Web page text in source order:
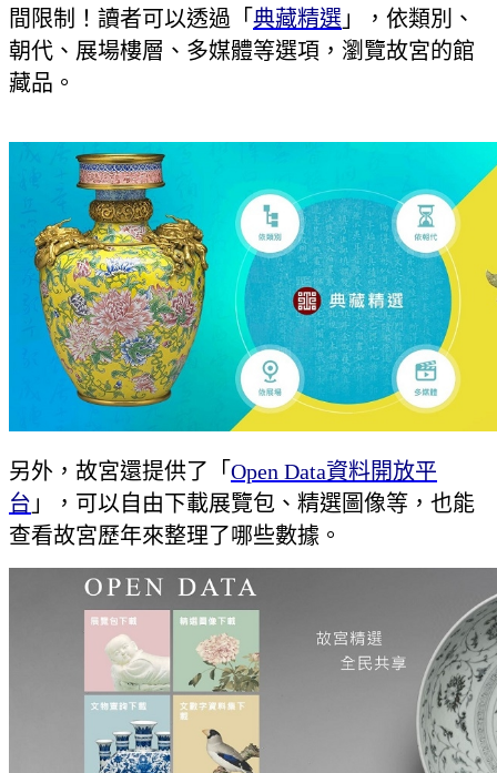
間限制！讀者可以透過「 典藏精選 」，依類別、
朝代、展場樓層、多媒體等選項，瀏覽故宮的館
藏品。
另外，故宮還提供了「 Open Data資料開放平
台 」，可以自由下載展覽包、精選圖像等，也能
查看故宮歷年來整理了哪些數據。